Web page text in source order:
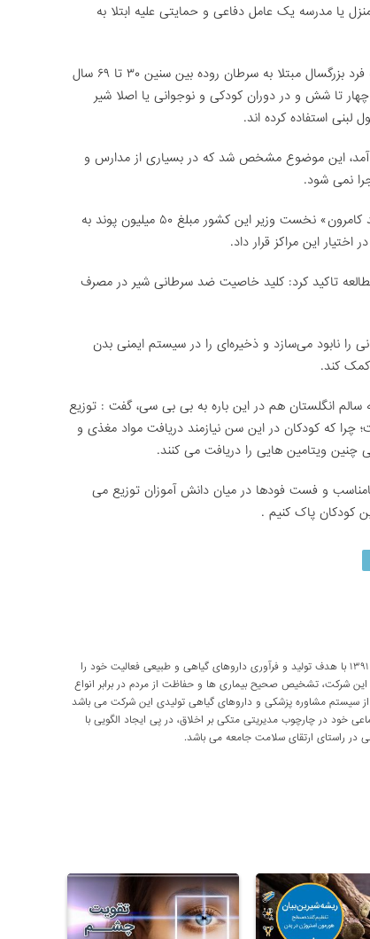
یا مدرسه یک عامل دفاعی و حمایتی علیه ابتلا به
این محقق در ادامه گفت: در پژوهشی که از ۵۶۲ فرد بزرگسال مبتلا به سرطان روده بین سنین ۳۰ تا ۶۹ سال
تا شش و در دوران کودکی و نوجوانی یا اصلا شیر
استفاده کرده اند.
این موضوع مشخص شد که در بسیاری از مدارس و
نمی شود.
به همین دلیل، در اوت سال گذشته میلادی «دیوید کامرون» نخست وزیر این کشور مبلغ ۵۰ میلیون پوند به
این مراکز قرار داد.
مطالعه تاکید کرد: کلید خاصیت ضد سرطانی شیر در مصرف
را نابود می‌سازد و ذخیره‌ای را در سیستم ایمنی بدن
کمک کند.
سالم انگلستان هم در این باره به بی بی سی، گفت : توزیع
که کودکان در این سن نیازمند دریافت مواد مغذی و
چنین ویتامین هایی را دریافت می کنند.
و فست فودها در میان دانش آموزان توزیع می
کودکان پاک کنیم .
شرکت تحقیقاتی پارسی طب از سال ۱۳۹۱ با هدف تولید و فرآوری داروهای گیاهی و طبیعی فعالیت خود را
این شرکت، تشخیص صحیح بیماری ها و حفاظت از مردم در برابر انواع
از سیستم مشاوره پزشکی و داروهای گیاهی تولیدی این شرکت می باشد
در چارچوب مدیریتی متکی بر اخلاق، در پی ایجاد الگویی با
راستای ارتقای سلامت جامعه می باشد.